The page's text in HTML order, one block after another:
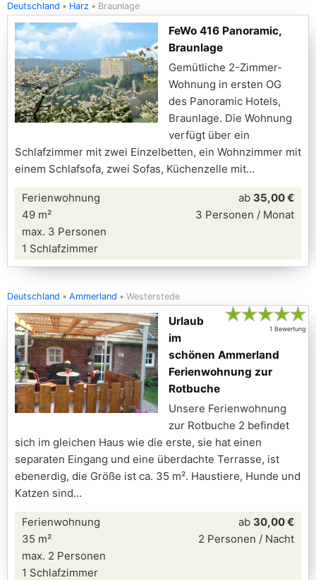
Deutschland Harz Braunlage
FeWo 416 Panoramic,
Braunlage
Gemütliche 2-Zimmer-
Wohnung in ersten OG
des Panoramic Hotels,
Braunlage. Die Wohnung
verfügt über ein
Schlafzimmer mit zwei Einzelbetten, ein Wohnzimmer mit
einem Schlafsofa, zwei Sofas, Küchenzelle mit
Ferienwohnung
49 m²
max. 3 Personen
1 Schlafzimmer
ab 35,00 €
3 Personen / Monat
Deutschland Ammerland Westerstede
★★★★★
1 Bewertung
Urlaub
im
schönen Ammerland
Ferienwohnung zur
Rotbuche
Unsere Ferienwohnung
zur Rotbuche 2 befindet
sich im gleichen Haus wie die erste, sie hat einen
separaten Eingang und eine überdachte Terrasse, ist
ebenerdig, die Größe ist ca. 35 m². Haustiere, Hunde und
Katzen sind
Ferienwohnung
35 m²
max. 2 Personen
1 Schlafzimmer
ab 30,00 €
2 Personen / Nacht